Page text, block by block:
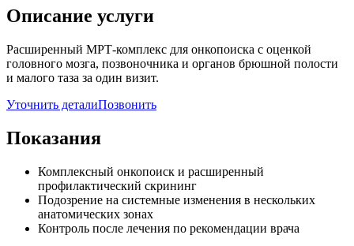
Описание услуги
Расширенный МРТ-комплекс для онкопоиска с оценкой
головного мозга, позвоночника и органов брюшной полости
и малого таза за один визит.
Уточнить деталиПозвонить
Показания
Комплексный онкопоиск и расширенный
профилактический скрининг
Подозрение на системные изменения в нескольких
анатомических зонах
Контроль после лечения по рекомендации врача